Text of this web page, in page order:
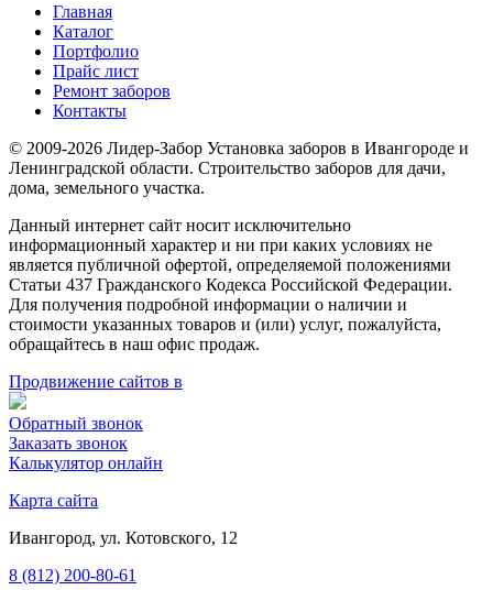
Главная
Каталог
Портфолио
Прайс лист
Ремонт заборов
Контакты
© 2009-2026 Лидер-Забор Установка заборов в Ивангороде и
Ленинградской области. Строительство заборов для дачи,
дома, земельного участка.
Данный интернет сайт носит исключительно
информационный характер и ни при каких условиях не
является публичной офертой, определяемой положениями
Статьи 437 Гражданского Кодекса Российской Федерации.
Для получения подробной информации о наличии и
стоимости указанных товаров и (или) услуг, пожалуйста,
обращайтесь в наш офис продаж.
Продвижение сайтов в
Обратный звонок
Заказать звонок
Калькулятор онлайн
Карта сайта
Ивангород, ул. Котовского, 12
8 (812) 200-80-61